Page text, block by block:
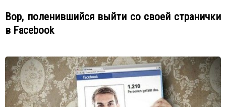
Вор, поленившийся выйти со своей странички
в Facebook